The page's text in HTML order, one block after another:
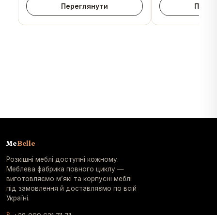
Переглянути
MeBelle
Розкішні меблі доступні кожному.
Меблева фабрика повного циклу —
виготовляємо м’які та корпусні меблі
під замовлення й доставляємо по всій
Україні.